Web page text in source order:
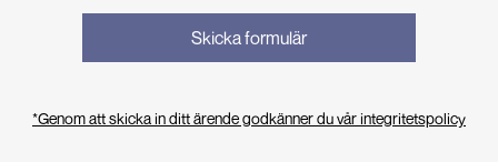
*Genom att skicka in ditt ärende godkänner du vår integritetspolicy